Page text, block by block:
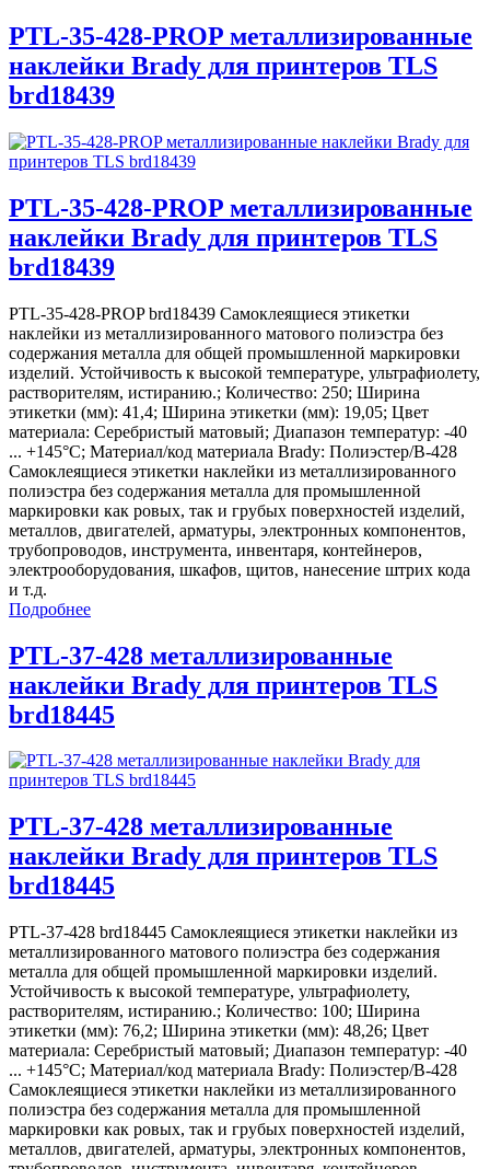
PTL-35-428-PROP металлизированные
наклейки Brady для принтеров TLS
brd18439
PTL-35-428-PROP металлизированные
наклейки Brady для принтеров TLS
brd18439
PTL-35-428-PROP brd18439 Самоклеящиеся этикетки
наклейки из металлизированного матового полиэстра без
содержания металла для общей промышленной маркировки
изделий. Устойчивость к высокой температуре, ультрафиолету,
растворителям, истиранию.; Количество: 250; Ширина
этикетки (мм): 41,4; Ширина этикетки (мм): 19,05; Цвет
материала: Серебристый матовый; Диапазон температур: -40
... +145°С; Материал/код материала Brady: Полиэстер/В-428
Самоклеящиеся этикетки наклейки из металлизированного
полиэстра без содержания металла для промышленной
маркировки как ровых, так и грубых поверхностей изделий,
металлов, двигателей, арматуры, электронных компонентов,
трубопроводов, инструмента, инвентаря, контейнеров,
электрооборудования, шкафов, щитов, нанесение штрих кода
и т.д.
Подробнее
PTL-37-428 металлизированные
наклейки Brady для принтеров TLS
brd18445
PTL-37-428 металлизированные
наклейки Brady для принтеров TLS
brd18445
PTL-37-428 brd18445 Самоклеящиеся этикетки наклейки из
металлизированного матового полиэстра без содержания
металла для общей промышленной маркировки изделий.
Устойчивость к высокой температуре, ультрафиолету,
растворителям, истиранию.; Количество: 100; Ширина
этикетки (мм): 76,2; Ширина этикетки (мм): 48,26; Цвет
материала: Серебристый матовый; Диапазон температур: -40
... +145°С; Материал/код материала Brady: Полиэстер/В-428
Самоклеящиеся этикетки наклейки из металлизированного
полиэстра без содержания металла для промышленной
маркировки как ровых, так и грубых поверхностей изделий,
металлов, двигателей, арматуры, электронных компонентов,